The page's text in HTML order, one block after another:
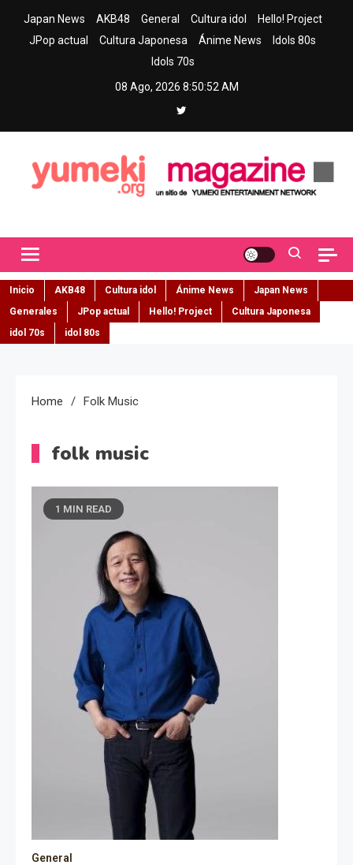
Japan News AKB48 General Cultura idol
Hello! Project
JPop actual
Cultura Japonesa Ánime News
Idols 80s
Idols 70s
08 Ago, 2026 8:50:53 AM
Inicio AKB48 Cultura idol Ánime News
Japan News
Generales
JPop actual Hello! Project
Cultura Japonesa
idol 70s
idol 80s
Home Folk Music
folk music
1 MIN READ
General